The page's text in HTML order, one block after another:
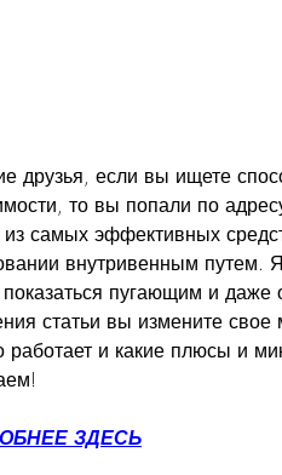
друзья, если вы ищете
то вы попали по
самых эффективных
внутривенным путем.
пугающим и
статьи вы измените
работает и какие плюсы и
ЗДЕСЬ